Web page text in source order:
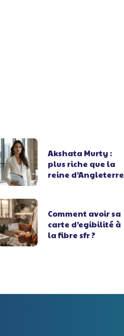
Akshata Murty :
plus riche que la
reine d’Angleterre
Comment avoir sa
carte d’egibilité à
la fibre sfr ?